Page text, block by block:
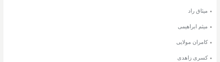
میثاق راد
میثم ابراهیمی
کامران مولایی
کسری زاهدی